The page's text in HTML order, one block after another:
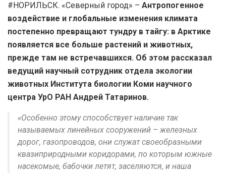
#НОРИЛЬСК. «Северный город» – Антропогенное
воздействие и глобальные изменения климата
постепенно превращают тундру в тайгу: в Арктике
появляется все больше растений и животных,
прежде там не встречавшихся. Об этом рассказал
ведущий научный сотрудник отдела экологии
животных Института биологии Коми научного
центра УрО РАН Андрей Татаринов.
«Особенно этому способствует наличие так
называемых линейных сооружений – железных
дорог, газопроводов, они служат своеобразными
квазиприродными коридорами, по которым южные
насекомые, бабочки летят, заселяются, и наша